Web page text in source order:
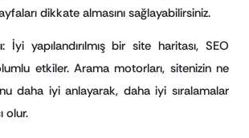
dikkate almasını sağlayabilirsiniz.
: İyi yapılandırılmış bir site haritası, SEO
etkiler. Arama motorları, sitenizin ne
daha iyi anlayarak, daha iyi sıralamalar
olur.